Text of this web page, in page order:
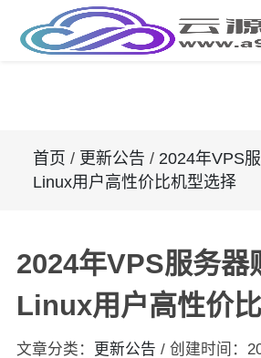
首页 / 更新公告 / 2024年VPS
Linux用户高性价比机型选择
2024年VPS服务器
Linux用户高性价
文章分类： 更新公告 / 创建时间：